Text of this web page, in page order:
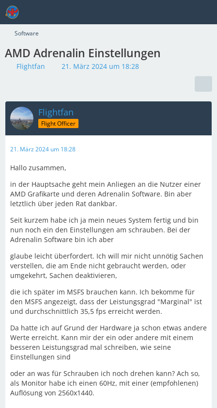
Software
AMD Adrenalin Einstellungen
Flightfan 21. März 2024 um 18:28
Flightfan
Flight Officer
21. März 2024 um 18:28
Hallo zusammen,
in der Hauptsache geht mein Anliegen an die Nutzer einer
AMD Grafikarte und deren Adrenalin Software. Bin aber
letztlich über jeden Rat dankbar.
Seit kurzem habe ich ja mein neues System fertig und bin
nun noch ein den Einstellungen am schrauben. Bei der
Adrenalin Software bin ich aber
glaube leicht überfordert. Ich will mir nicht unnötig Sachen
verstellen, die am Ende nicht gebraucht werden, oder
umgekehrt, Sachen deaktivieren,
die ich später im MSFS brauchen kann. Ich bekomme für
den MSFS angezeigt, dass der Leistungsgrad "Marginal" ist
und durchschnittlich 35,5 fps erreicht werden.
Da hatte ich auf Grund der Hardware ja schon etwas andere
Werte erreicht. Kann mir der ein oder andere mit einem
besseren Leistungsgrad mal schreiben, wie seine
Einstellungen sind
oder an was für Schrauben ich noch drehen kann? Ach so,
als Monitor habe ich einen 60Hz, mit einer (empfohlenen)
Auflösung von 2560x1440.